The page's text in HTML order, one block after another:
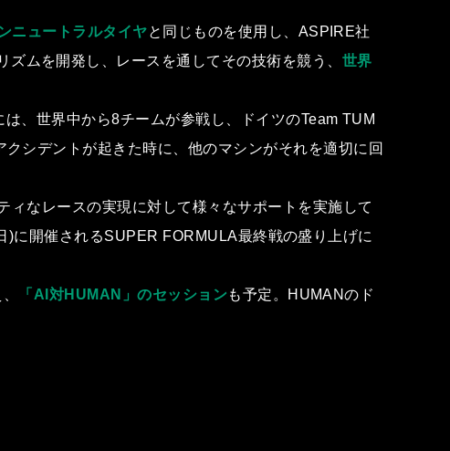
ニュートラルタイヤと同じものを使⽤し、ASPIRE社
ムを開発し、レースを通してその技術を競う、 世界
、世界中から8チームが参戦し、ドイツのTeam TUM
シデントが起きた時に、他のマシンがそれを適切に回
なレースの実現に対して様々なサポートを実施して
に開催されるSUPER FORMULA最終戦の盛り上げに
「AI対HUMAN」のセッションも予定。HUMANのド